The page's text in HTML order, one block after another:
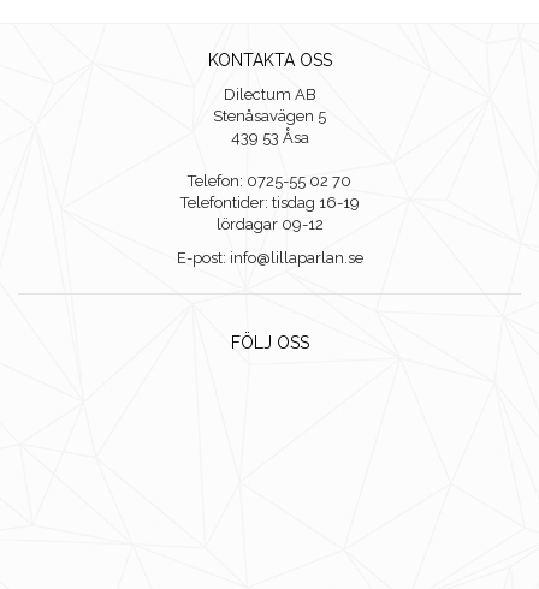
KONTAKTA OSS
Dilectum AB
Stenåsavägen 5
439 53 Åsa
Telefon: 0725-55 02 70
Telefontider: tisdag 16-19
lördagar 09-12
E-post: info@lillaparlan.se
FÖLJ OSS